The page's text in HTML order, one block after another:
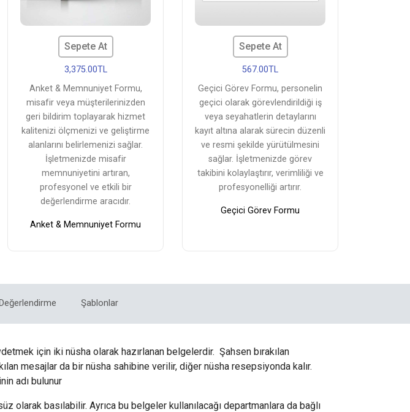
Şablonlar
için iki nüsha olarak hazırlanan belgelerdir. Şahsen bırakılan
mesajlar da bir nüsha sahibine verilir, diğer nüsha resepsiyonda kalır.
adı bulunur
basılabilir. Ayrıca bu belgeler kullanılacağı departmanlara da bağlı
Sepete At
3,375.00TL
Anket & Memnuniyet Formu,
misafir veya müşterilerinizden
geri bildirim toplayarak hizmet
kalitenizi ölçmenizi ve geliştirme
alanlarını belirlemenizi sağlar.
İşletmenizde misafir
memnuniyetini artıran,
profesyonel ve etkili bir
değerlendirme aracıdır.
Anket & Memnuniyet Formu
Sepete At
567.00TL
Geçici Görev Formu, personelin
geçici olarak görevlendirildiği iş
veya seyahatlerin detaylarını
kayıt altına alarak sürecin düzenli
ve resmi şekilde yürütülmesini
sağlar. İşletmenizde görev
takibini kolaylaştırır, verimliliği ve
profesyonelliği artırır.
Geçici Görev Formu